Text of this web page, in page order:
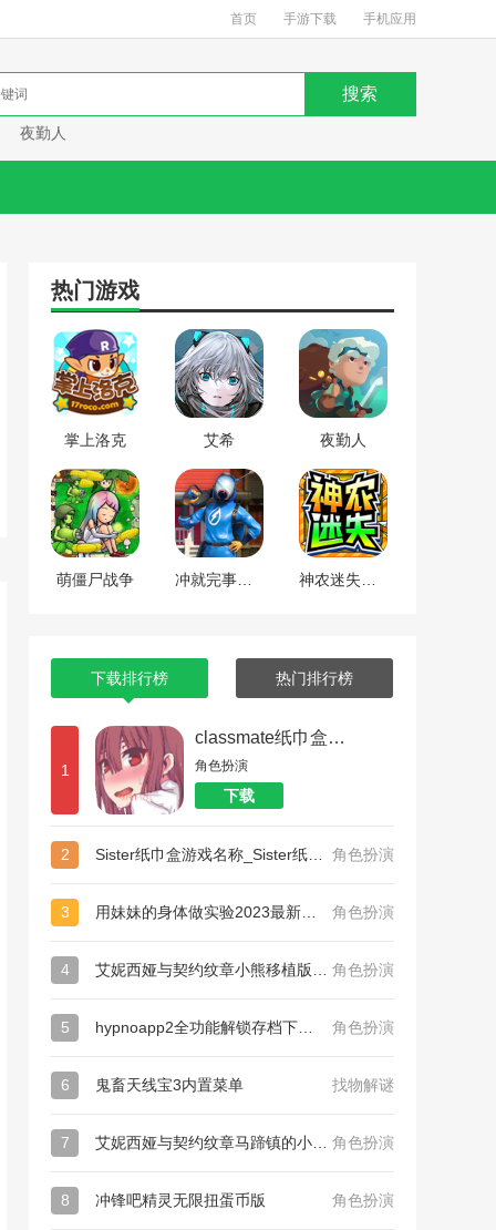
首页 手游下载 手机应用
夜勤人
热门游戏
掌上洛克 艾希 夜勤人
萌僵尸战争
下载排行榜 热门排行榜
1
classmate纸巾盒系列_和散漫的同学一起生活纸巾盒
角色扮演
下载
2 角色扮演
3 角色扮演
4 角色扮演
5 角色扮演
6 鬼畜天线宝3内置菜单 找物解谜
7 角色扮演
8 冲锋吧精灵无限扭蛋币版 角色扮演